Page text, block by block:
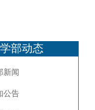
学部动态
新闻
公告